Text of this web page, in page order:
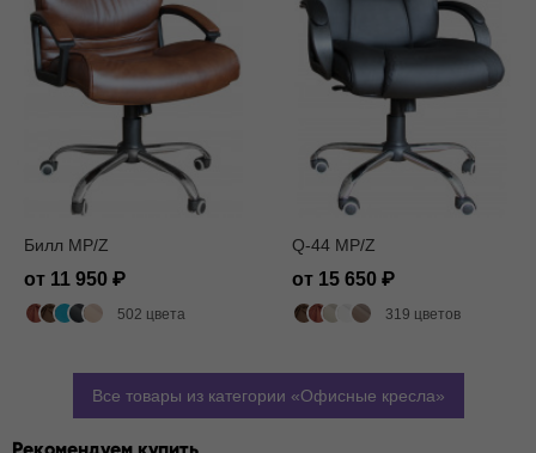
Билл MP/Z
от 11 950
502 цвета
Q-44 MP/Z
от 15 650
319 цветов
Все товары из категории Офисные кресла